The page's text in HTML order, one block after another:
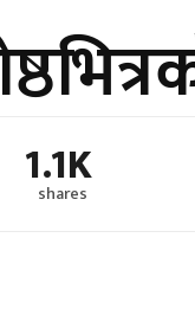
1.1K
shares